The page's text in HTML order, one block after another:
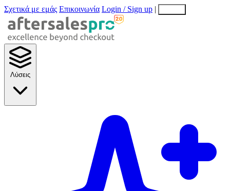
Σχετικά με εμάς Επικοινωνία Login / Sign up |
Λύσεις